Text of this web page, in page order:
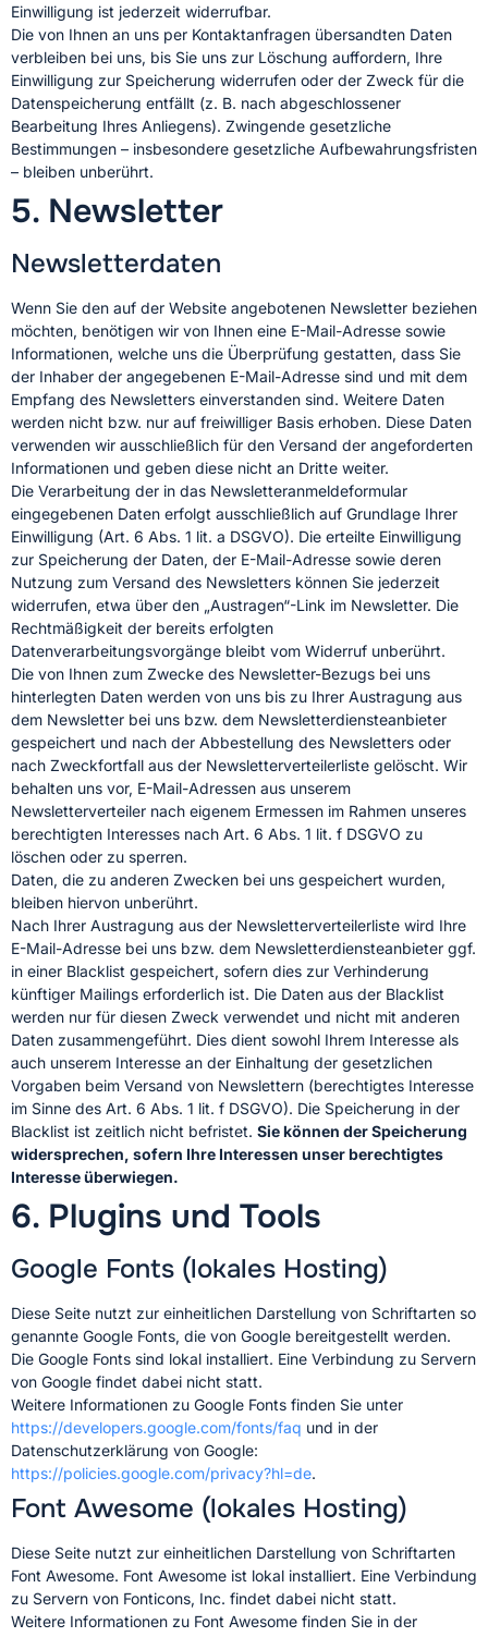
Einwilligung ist jederzeit widerrufbar.
Die von Ihnen an uns per Kontaktanfragen übersandten Daten
verbleiben bei uns, bis Sie uns zur Löschung auffordern, Ihre
Einwilligung zur Speicherung widerrufen oder der Zweck für die
Datenspeicherung entfällt (z. B. nach abgeschlossener
Bearbeitung Ihres Anliegens). Zwingende gesetzliche
Bestimmungen – insbesondere gesetzliche Aufbewahrungsfristen
– bleiben unberührt.
5. Newsletter
Newsletter­daten
Wenn Sie den auf der Website angebotenen Newsletter beziehen
möchten, benötigen wir von Ihnen eine E-Mail-Adresse sowie
Informationen, welche uns die Überprüfung gestatten, dass Sie
der Inhaber der angegebenen E-Mail-Adresse sind und mit dem
Empfang des Newsletters einverstanden sind. Weitere Daten
werden nicht bzw. nur auf freiwilliger Basis erhoben. Diese Daten
verwenden wir ausschließlich für den Versand der angeforderten
Informationen und geben diese nicht an Dritte weiter.
Die Verarbeitung der in das Newsletteranmeldeformular
eingegebenen Daten erfolgt ausschließlich auf Grundlage Ihrer
Einwilligung (Art. 6 Abs. 1 lit. a DSGVO). Die erteilte Einwilligung
zur Speicherung der Daten, der E-Mail-Adresse sowie deren
Nutzung zum Versand des Newsletters können Sie jederzeit
widerrufen, etwa über den „Austragen“-Link im Newsletter. Die
Rechtmäßigkeit der bereits erfolgten
Datenverarbeitungsvorgänge bleibt vom Widerruf unberührt.
Die von Ihnen zum Zwecke des Newsletter-Bezugs bei uns
hinterlegten Daten werden von uns bis zu Ihrer Austragung aus
dem Newsletter bei uns bzw. dem Newsletterdiensteanbieter
gespeichert und nach der Abbestellung des Newsletters oder
nach Zweckfortfall aus der Newsletterverteilerliste gelöscht. Wir
behalten uns vor, E-Mail-Adressen aus unserem
Newsletterverteiler nach eigenem Ermessen im Rahmen unseres
berechtigten Interesses nach Art. 6 Abs. 1 lit. f DSGVO zu
löschen oder zu sperren.
Daten, die zu anderen Zwecken bei uns gespeichert wurden,
bleiben hiervon unberührt.
Nach Ihrer Austragung aus der Newsletterverteilerliste wird Ihre
E-Mail-Adresse bei uns bzw. dem Newsletterdiensteanbieter ggf.
in einer Blacklist gespeichert, sofern dies zur Verhinderung
künftiger Mailings erforderlich ist. Die Daten aus der Blacklist
werden nur für diesen Zweck verwendet und nicht mit anderen
Daten zusammengeführt. Dies dient sowohl Ihrem Interesse als
auch unserem Interesse an der Einhaltung der gesetzlichen
Vorgaben beim Versand von Newslettern (berechtigtes Interesse
im Sinne des Art. 6 Abs. 1 lit. f DSGVO). Die Speicherung in der
Blacklist ist zeitlich nicht befristet. Sie können der Speicherung
widersprechen, sofern Ihre Interessen unser berechtigtes
Interesse überwiegen.
6. Plugins und Tools
Google Fonts (lokales Hosting)
Diese Seite nutzt zur einheitlichen Darstellung von Schriftarten so
genannte Google Fonts, die von Google bereitgestellt werden.
Die Google Fonts sind lokal installiert. Eine Verbindung zu Servern
von Google findet dabei nicht statt.
Weitere Informationen zu Google Fonts finden Sie unter
https://developers.google.com/fonts/faq und in der
Datenschutzerklärung von Google:
https://policies.google.com/privacy?hl=de.
Font Awesome (lokales Hosting)
Diese Seite nutzt zur einheitlichen Darstellung von Schriftarten
Font Awesome. Font Awesome ist lokal installiert. Eine Verbindung
zu Servern von Fonticons, Inc. findet dabei nicht statt.
Weitere Informationen zu Font Awesome finden Sie in der